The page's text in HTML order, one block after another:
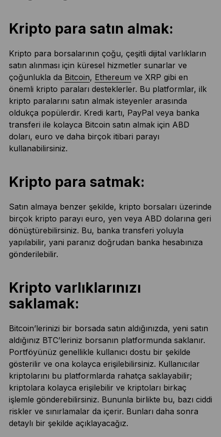
Kripto para satın almak:
Kripto para borsalarının çoğu, çeşitli dijital varlıkların
satın alınması için küresel hizmetler sunarlar ve
çoğunlukla da Bitcoin, Ethereum ve XRP gibi en
önemli kripto paraları desteklerler. Bu platformlar, ilk
kripto paralarını satın almak isteyenler arasında
oldukça popülerdir. Kredi kartı, PayPal veya banka
transferi ile kolayca Bitcoin satın almak için ABD
doları, euro ve daha birçok itibari parayı
kullanabilirsiniz.
Kripto para satmak:
Satın almaya benzer şekilde, kripto borsaları üzerinde
birçok kripto parayı euro, yen veya ABD dolarına geri
dönüştürebilirsiniz. Bu, banka transferi yoluyla
yapılabilir, yani paranız doğrudan banka hesabınıza
gönderilebilir.
Kripto varlıklarınızı
saklamak:
Bitcoin’lerinizi bir borsada satın aldığınızda, yeni satın
aldığınız BTC’leriniz borsanın platformunda saklanır.
Portföyünüz genellikle kullanıcı dostu bir şekilde
gösterilir ve ona kolayca erişilebilirsiniz. Kullanıcılar
kriptolarını bu platformlarda rahatça saklayabilir;
kriptolara kolayca erişilebilir ve kriptoları birkaç
işlemle gönderebilirsiniz. Bununla birlikte bu, bazı ciddi
riskler ve sınırlamalar da içerir. Bunları daha sonra
detaylı bir şekilde açıklayacağız.